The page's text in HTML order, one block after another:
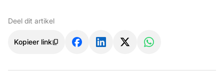
Deel dit artikel
Kopieer link